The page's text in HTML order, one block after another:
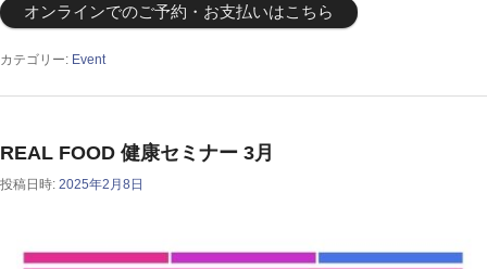
オンラインでのご予約・お支払いはこちら
カテゴリー: Event
REAL FOOD 健康セミナー 3月
投稿日時: 2025年2月8日